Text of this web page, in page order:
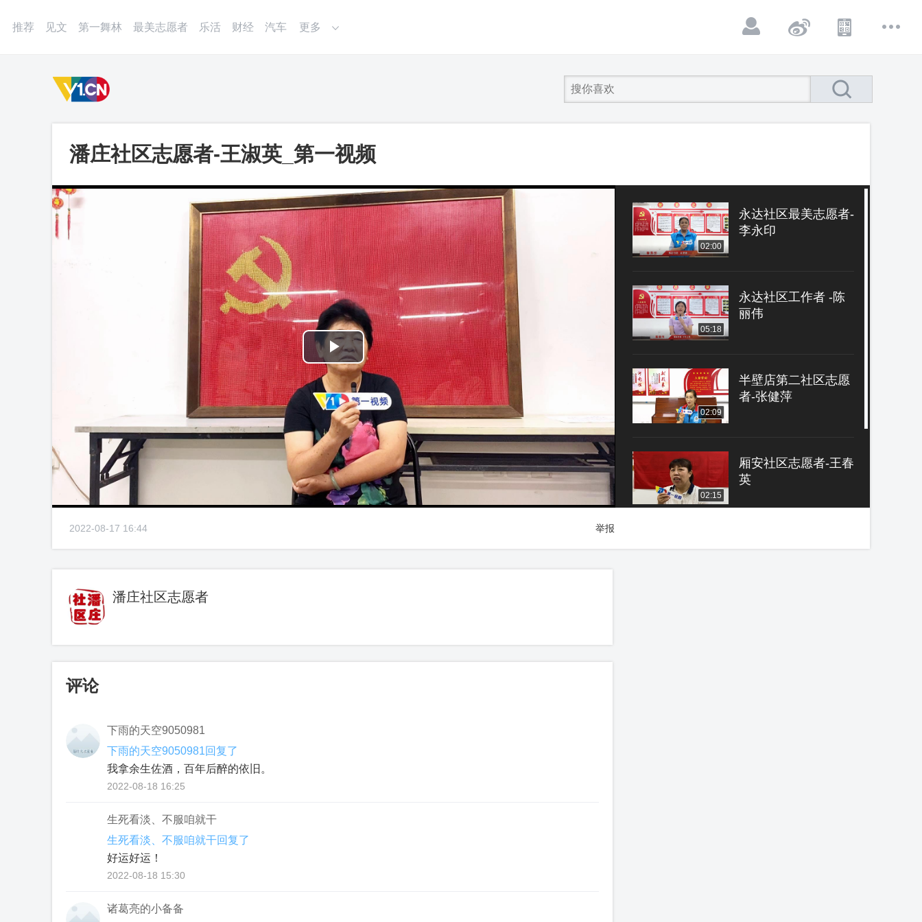
推荐 见文 第一舞林 最美志愿者 乐活 财经 汽车 更多
潘庄社区志愿者-王淑英_第一视频
Play
Video
02:00
永达社区最美志愿者-
李永印
05:18
永达社区工作者 -陈
丽伟
02:09
半壁店第二社区志愿
者-张健萍
02:15
厢安社区志愿者-王春
英
玉海园二里社区志愿
2022-08-17 16:44 举报
潘庄社区志愿者
评论
下雨的天空9050981
下雨的天空9050981回复了
我拿余生佐酒，百年后醉的依旧。
2022-08-18 16:25
生死看淡、不服咱就干
生死看淡、不服咱就干回复了
好运好运！
2022-08-18 15:30
诸葛亮的小备备